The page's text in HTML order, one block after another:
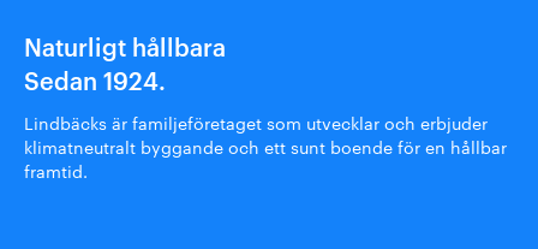
Naturligt hållbara
Sedan 1924.
Lindbäcks är familjeföretaget som utvecklar och erbjuder
klimatneutralt byggande och ett sunt boende för en hållbar
framtid.